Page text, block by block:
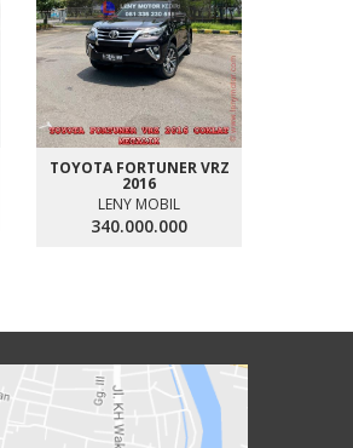
TOYOTA FORTUNER VRZ
2016
LENY MOBIL
340.000.000